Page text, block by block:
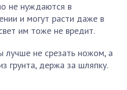
не нуждаются в
и могут расти даже в
им тоже не вредит.
не срезать ножом, а
грунта, держа за шляпку.